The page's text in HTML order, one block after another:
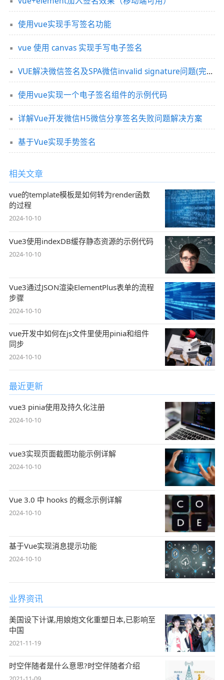
使用vue实现手写签名功能
vue 使用 canvas 实现手写电子签名
VUE解决微信签名及SPA微信invalid signature问题(完美处理)
使用vue实现一个电子签名组件的示例代码
详解Vue开发微信H5微信分享签名失败问题解决方案
基于Vue实现手势签名
相关文章
vue的template模板是如何转为render函数
的过程
2024-10-10
Vue3使用indexDB缓存静态资源的示例代码
2024-10-10
Vue3通过JSON渲染ElementPlus表单的流程
步骤
2024-10-10
vue开发中如何在js文件里使用pinia和组件
同步
2024-10-10
最近更新
vue3 pinia使用及持久化注册
2024-10-10
vue3实现页面截图功能示例详解
2024-10-10
Vue 3.0 中 hooks 的概念示例详解
2024-10-10
基于Vue实现消息提示功能
2024-10-10
业界资讯
美国设下计谋,用娘炮文化重塑日本,已影响至
中国
2021-11-19
时空伴随者是什么意思?时空伴随者介绍